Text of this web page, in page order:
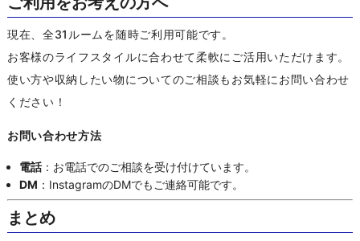
現在、全31ルームを随時ご利用可能です。
お客様のライフスタイルに合わせて柔軟にご活用いただけます。
使い方や収納したい物についてのご相談もお気軽にお問い合わせ
ください！
お問い合わせ方法
電話：お電話でのご相談を受け付けています。
DM ：InstagramのDMでもご連絡可能です。
まとめ